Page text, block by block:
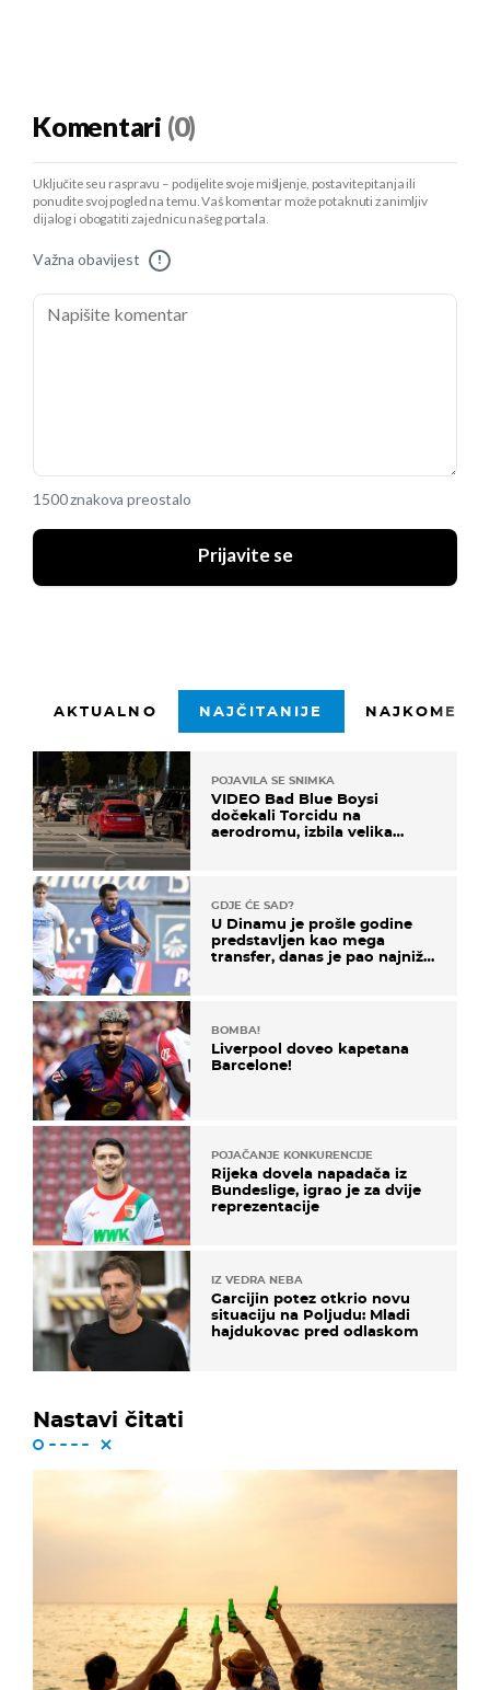
Komentari (0)
Uključite se u raspravu – podijelite svoje mišljenje, postavite pitanja ili
ponudite svoj pogled na temu. Vaš komentar može potaknuti zanimljiv
dijalog i obogatiti zajednicu našeg portala.
Važna obavijest !
1500 znakova preostalo
Prijavite se
AKTUALNO NAJČITANIJE
POJAVILA SE SNIMKA
VIDEO Bad Blue Boysi
dočekali Torcidu na
aerodromu, izbila velika
GDJE ĆE SAD?
U Dinamu je prošle godine
predstavljen kao mega
transfer, danas je pao najniže
BOMBA!
Liverpool doveo kapetana
Barcelone!
POJAČANJE KONKURENCIJE
Rijeka dovela napadača iz
Bundeslige, igrao je za dvije
reprezentacije
IZ VEDRA NEBA
Garcijin potez otkrio novu
situaciju na Poljudu: Mladi
hajdukovac pred odlaskom
Nastavi čitati